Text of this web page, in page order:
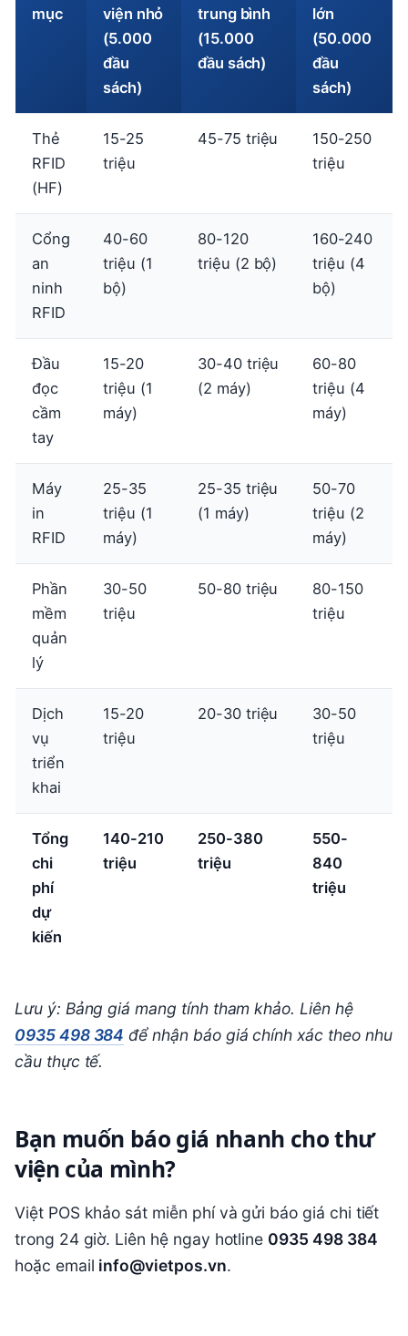
mục
viện nhỏ
(5.000
đầu
sách)
trung bình
(15.000
đầu sách)
lớn
(50.000
đầu
sách)
Thẻ
RFID
(HF)
15-25
triệu
45-75 triệu
150-250
triệu
Cổng
an
ninh
RFID
40-60
triệu (1
bộ)
80-120
triệu (2 bộ)
160-240
triệu (4
bộ)
Đầu
đọc
cầm
tay
15-20
triệu (1
máy)
30-40 triệu
(2 máy)
60-80
triệu (4
máy)
Máy
in
RFID
25-35
triệu (1
máy)
25-35 triệu
(1 máy)
50-70
triệu (2
máy)
Phần
mềm
quản
lý
30-50
triệu
50-80 triệu
80-150
triệu
Dịch
vụ
triển
khai
15-20
triệu
20-30 triệu
30-50
triệu
Tổng
chi
phí
dự
kiến
140-210
triệu
250-380
triệu
550-
840
triệu
Lưu ý: Bảng giá mang tính tham khảo. Liên hệ
0935 498 384 để nhận báo giá chính xác theo nhu
cầu thực tế.
Bạn muốn báo giá nhanh cho thư
viện của mình?
Việt POS khảo sát miễn phí và gửi báo giá chi tiết
trong 24 giờ. Liên hệ ngay hotline 0935 498 384
hoặc email info@vietpos.vn.